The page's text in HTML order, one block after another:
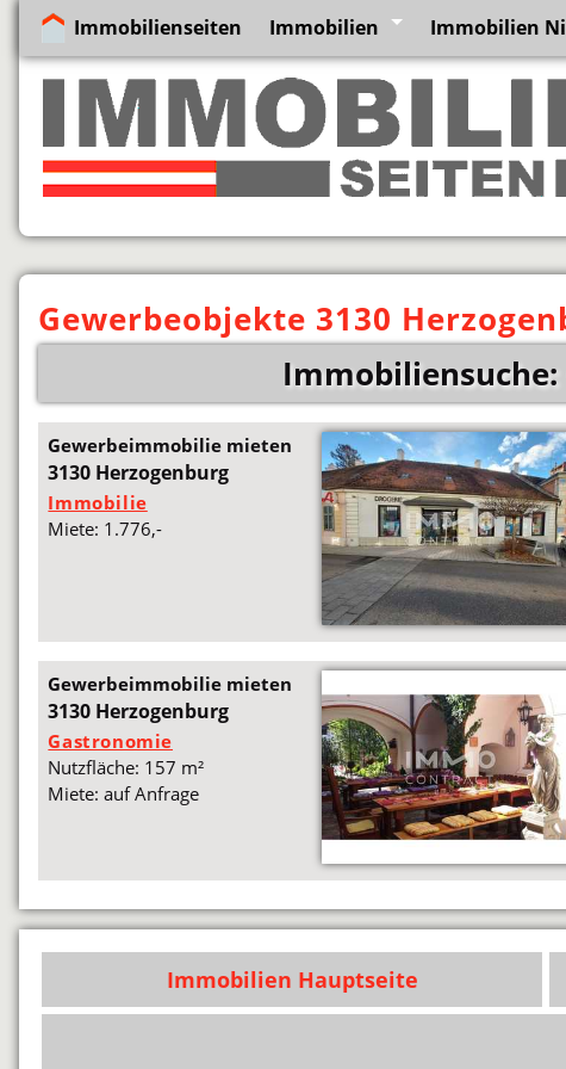
Immobilienseiten Immobilien Immobilien
Gewerbeobjekte 3130
Gewerbeimmobilie mieten
3130 Herzogenburg
Immobilie
Miete: 1.776,-
Gewerbeimmobilie mieten
3130 Herzogenburg
Gastronomie
Nutzfläche: 157 m²
Miete: auf Anfrage
Immobilien Hauptseite